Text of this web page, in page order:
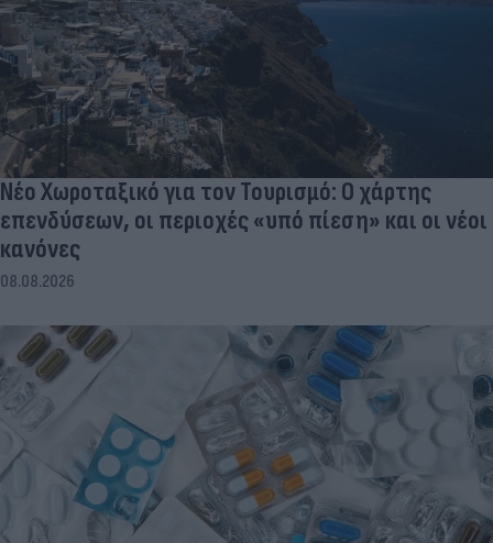
Νέο Χωροταξικό για τον Τουρισμό: Ο χάρτης
επενδύσεων, οι περιοχές «υπό πίεση» και οι νέοι
κανόνες
08.08.2026